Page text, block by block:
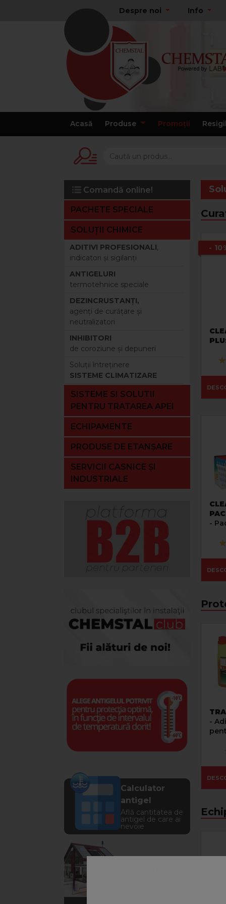
Despre noi Info
Acasă Produse Promoții
Comandă online!
PACHETE SPECIALE
SOLUȚII CHIMICE
ADITIVI PROFESIONALI,
indicatori şi sigilanţi
ANTIGELURI
termotehnice speciale
DEZINCRUSTANŢI,
agenţi de curăţare şi
neutralizatori
INHIBITORI
de coroziune şi depuneri
Soluţii întreţinere
SISTEME CLIMATIZARE
SISTEME SI SOLUTII
PENTRU TRATAREA APEI
ECHIPAMENTE
PRODUSE DE ETANȘARE
SERVICII CASNICE ȘI
INDUSTRIALE
Calculator
antigel
Află cantitatea de
antigel de care ai
nevoie
-
de
-
-